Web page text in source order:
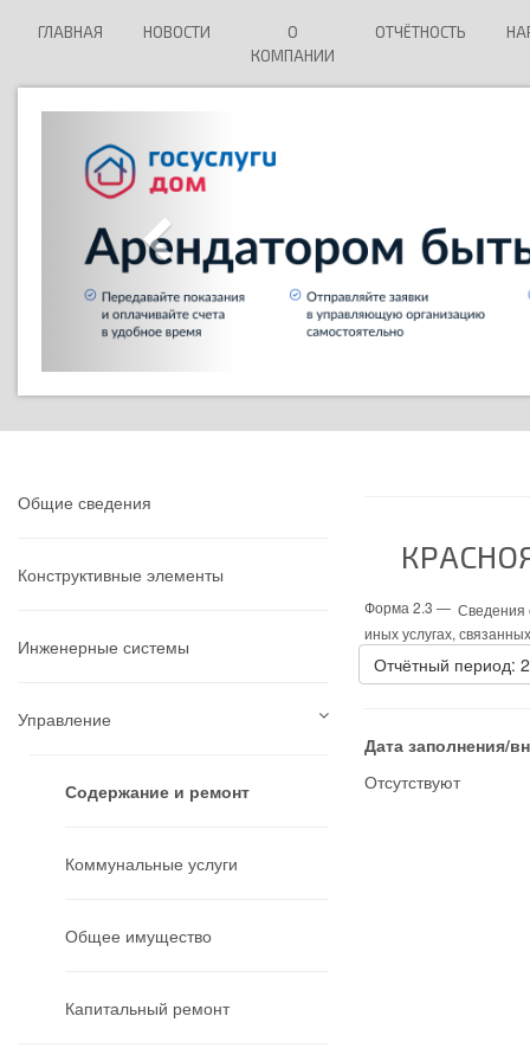
ГЛАВНАЯ НОВОСТИ
О
КОМПАНИИ
ОТЧЁТНОСТЬ
Общие сведения
Конструктивные элементы
Инженерные системы
Управление
Содержание и ремонт
Коммунальные услуги
Общее имущество
Капитальный ремонт
Форма 2.3 — Сведения
иных услугах,
Отчётный период:
Дата заполнения/
Отсутствуют